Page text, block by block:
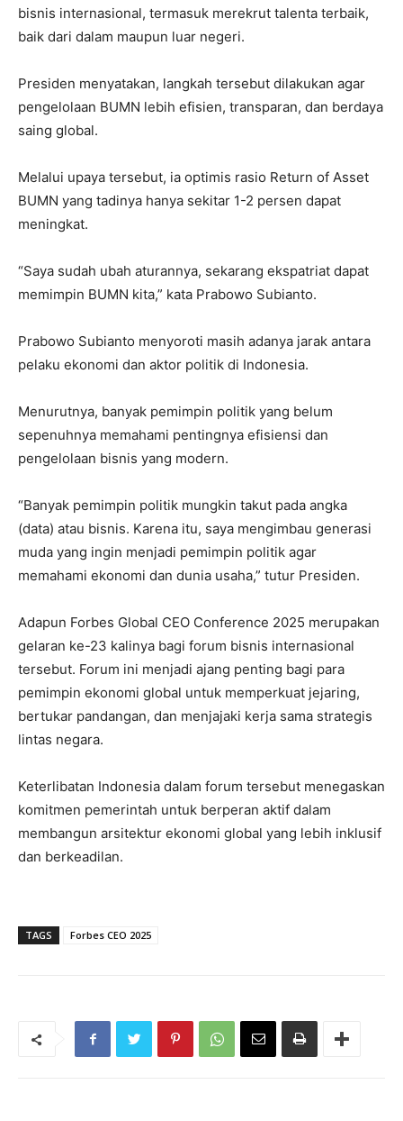
bisnis internasional, termasuk merekrut talenta terbaik,
baik dari dalam maupun luar negeri.
Presiden menyatakan, langkah tersebut dilakukan agar
pengelolaan BUMN lebih efisien, transparan, dan berdaya
saing global.
Melalui upaya tersebut, ia optimis rasio Return of Asset
BUMN yang tadinya hanya sekitar 1-2 persen dapat
meningkat.
“Saya sudah ubah aturannya, sekarang ekspatriat dapat
memimpin BUMN kita,” kata Prabowo Subianto.
Prabowo Subianto menyoroti masih adanya jarak antara
pelaku ekonomi dan aktor politik di Indonesia.
Menurutnya, banyak pemimpin politik yang belum
sepenuhnya memahami pentingnya efisiensi dan
pengelolaan bisnis yang modern.
“Banyak pemimpin politik mungkin takut pada angka
(data) atau bisnis. Karena itu, saya mengimbau generasi
muda yang ingin menjadi pemimpin politik agar
memahami ekonomi dan dunia usaha,” tutur Presiden.
Adapun Forbes Global CEO Conference 2025 merupakan
gelaran ke-23 kalinya bagi forum bisnis internasional
tersebut. Forum ini menjadi ajang penting bagi para
pemimpin ekonomi global untuk memperkuat jejaring,
bertukar pandangan, dan menjajaki kerja sama strategis
lintas negara.
Keterlibatan Indonesia dalam forum tersebut menegaskan
komitmen pemerintah untuk berperan aktif dalam
membangun arsitektur ekonomi global yang lebih inklusif
dan berkeadilan.
TAGS Forbes CEO 2025